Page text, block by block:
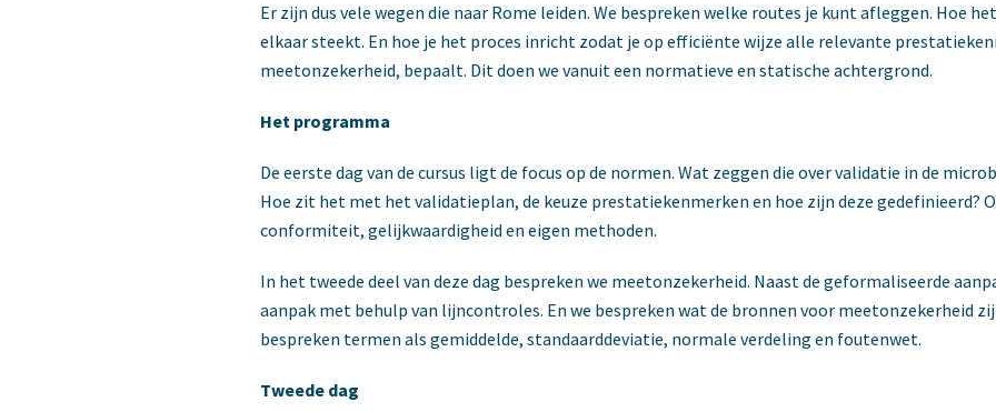
Er zijn dus vele wegen die naar Rome leiden. We bespreken welke routes je kunt afleggen. Hoe
elkaar steekt. En hoe je het proces inricht zodat je op efficiënte wijze alle relevante
meetonzekerheid, bepaalt. Dit doen we vanuit een normatieve en statische achtergrond.
Het programma
De eerste dag van de cursus ligt de focus op de normen. Wat zeggen die over validatie in de
Hoe zit het met het validatieplan, de keuze prestatiekenmerken en hoe zijn deze gedefinieerd?
conformiteit, gelijkwaardigheid en eigen methoden.
In het tweede deel van deze dag bespreken we meetonzekerheid. Naast de geformaliseerde
aanpak met behulp van lijncontroles. En we bespreken wat de bronnen voor meetonzekerheid
bespreken termen als gemiddelde, standaarddeviatie, normale verdeling en foutenwet.
Tweede dag